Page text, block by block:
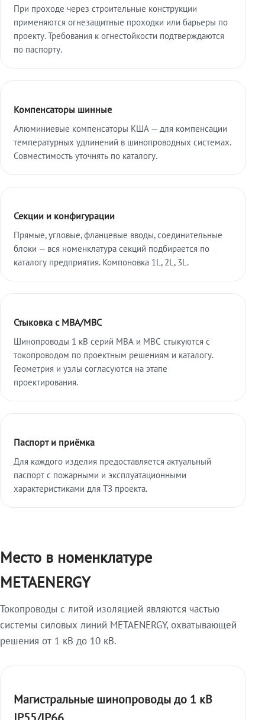
При проходе через строительные конструкции
применяются огнезащитные проходки или барьеры по
проекту. Требования к огнестойкости подтверждаются
по паспорту.
Компенсаторы шинные
Алюминиевые компенсаторы КША — для компенсации
температурных удлинений в шинопроводных системах.
Совместимость уточнять по каталогу.
Секции и конфигурации
Прямые, угловые, фланцевые вводы, соединительные
блоки — вся номенклатура секций подбирается по
каталогу предприятия. Компоновка 1L, 2L, 3L.
Стыковка с МВА/МВС
Шинопроводы 1 кВ серий МВА и МВС стыкуются с
токопроводом по проектным решениям и каталогу.
Геометрия и узлы согласуются на этапе
проектирования.
Паспорт и приёмка
Для каждого изделия предоставляется актуальный
паспорт с пожарными и эксплуатационными
характеристиками для ТЗ проекта.
Место в номенклатуре
METAENERGY
Токопроводы с литой изоляцией являются частью
системы силовых линий METAENERGY, охватывающей
решения от 1 кВ до 10 кВ.
Магистральные шинопроводы до 1 кВ